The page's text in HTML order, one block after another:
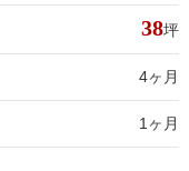
38坪
4ヶ月
1ヶ月